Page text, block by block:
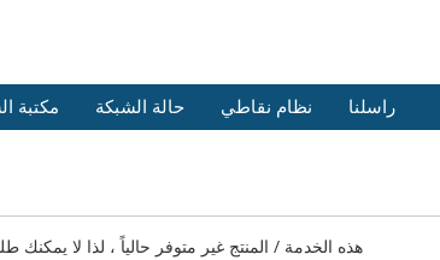
مكتبة حالة الشبكة نظام نقاطي راسلنا
هذه الخدمة / المنتج غير متوفر حالياً ، لذا لا